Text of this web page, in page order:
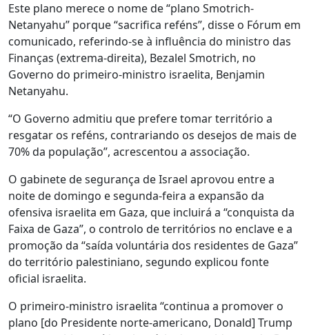
Este plano merece o nome de “plano Smotrich-
Netanyahu” porque “sacrifica reféns”, disse o Fórum em
comunicado, referindo-se à influência do ministro das
Finanças (extrema-direita), Bezalel Smotrich, no
Governo do primeiro-ministro israelita, Benjamin
Netanyahu.
“O Governo admitiu que prefere tomar território a
resgatar os reféns, contrariando os desejos de mais de
70% da população”, acrescentou a associação.
O gabinete de segurança de Israel aprovou entre a
noite de domingo e segunda-feira a expansão da
ofensiva israelita em Gaza, que incluirá a “conquista da
Faixa de Gaza”, o controlo de territórios no enclave e a
promoção da “saída voluntária dos residentes de Gaza”
do território palestiniano, segundo explicou fonte
oficial israelita.
O primeiro-ministro israelita “continua a promover o
plano [do Presidente norte-americano, Donald] Trump